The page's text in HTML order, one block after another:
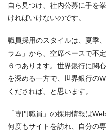
自ら見つけ、社内公募に手を
ければいけないのです。
職員採用のスタイルは、夏季
ラム」から、空席ベースで不
６つあります。世界銀行に関
を深める一方で、世界銀行の
くだされば、と思います。
「専門職員」の採用情報は
何度もサイトを訪れ、自分の